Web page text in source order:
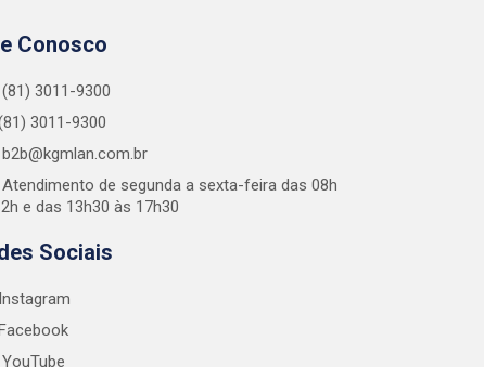
Conosco
(81) 3011-9300
3011-9300
b2b@kgmlan.com.br
Atendimento de segunda a sexta-feira das 08h
e das 13h30 às 17h30
Sociais
Instagram
YouTube